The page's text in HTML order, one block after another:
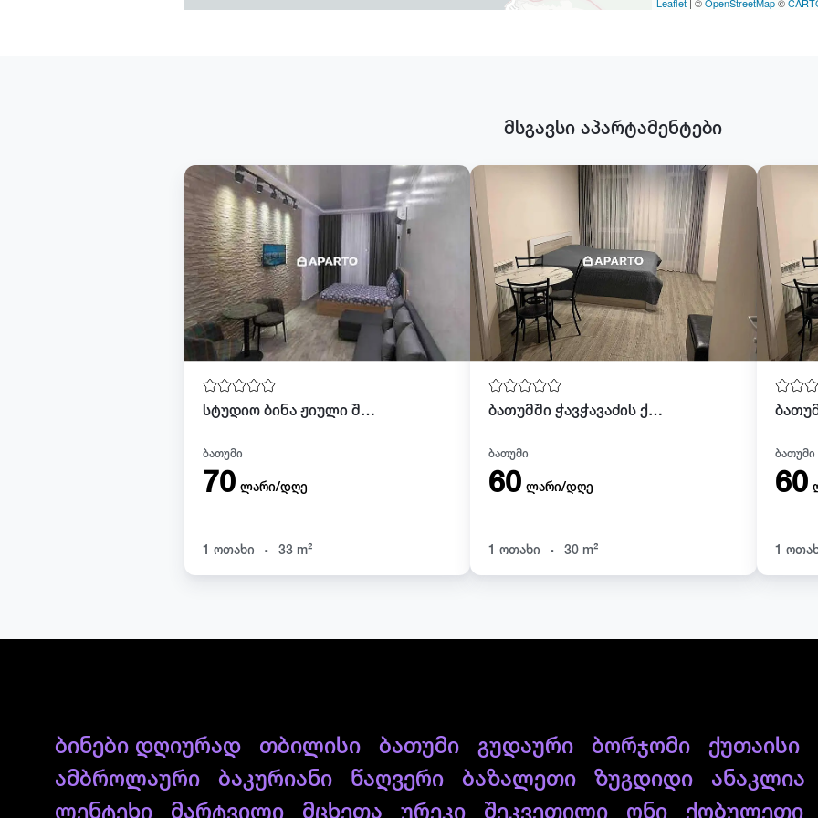
მსგავსი აპარტამენტები
სტუდიო ბინა ჟიული შარტავას 8 მე 15 სართული
ბათუმი
70 ლარი/დღე
1 ოთახი . 33 m²
ბათუმში ჭავჭავაძის ქუჩაზე დღიურად ქირავდება ბინა
ბათუმი
60 ლარი/დღე
1 ოთახი . 30 m²
ბათუმი
60
1
ბინები დღიურად თბილისი ბათუმი გუდაური ბორჯომი
ქუთაისი
ამბროლაური
ბაკურიანი წაღვერი ბაზალეთი ზუგდიდი
ანაკლია
ლენტეხი
მარტვილი მცხეთა ურეკი შეკვეთილი ონი ქობულეთი